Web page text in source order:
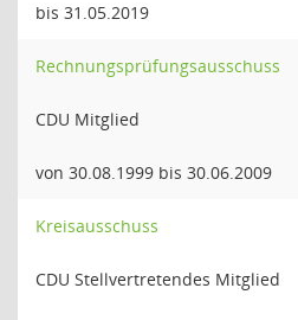
bis 31.05.2019
Rechnungsprüfungsausschuss
CDU Mitglied
von 30.08.1999 bis 30.06.2009
Kreisausschuss
CDU Stellvertretendes Mitglied